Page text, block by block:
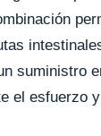
suministro
el esfuerzo